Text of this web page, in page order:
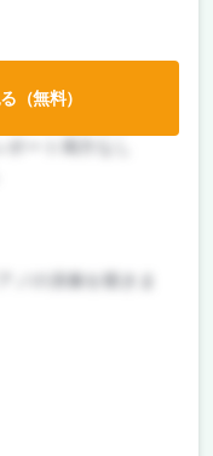
ノの演奏を聴きま
（無料）